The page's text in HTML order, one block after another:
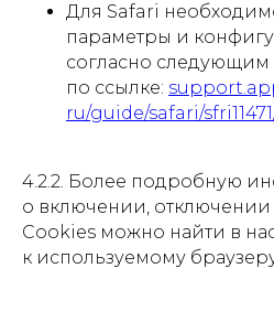
Для Safari
параметры и
согласно
по ссылке:
ru/guide/safari/
4.2.2. Более подробную
о включении,
Cookies можно найти в
к используемому